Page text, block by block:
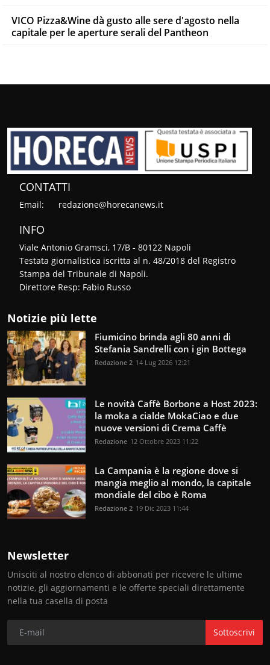
VICO Pizza&Wine dà gusto alle sere d'agosto nella
capitale per le aperture serali del Pantheon
CONTATTI
Email: redazione@horecanews.it
INFO
Viale Antonio Gramsci, 17/B - 80122 Napoli
Testata giornalistica iscritta al n. 48/2018 del Registro
Stampa del Tribunale di Napoli.
Direttore Resp: Fabio Russo
Notizie più lette
Fiumicino brinda agli 80 anni di
Stefania Sandrelli con i gin Bottega
Redazione 2 14 Lug 2026 12:21
Le novità Caffè Borbone a Host 2023:
la moka a cialde MokaCiao e due
nuove versioni di Crema Caffè
Redazione 12 Ottobre 2023 11:22
La Campania è la regione dove si
mangia meglio al mondo, la capitale
mondiale del cibo è Roma
Redazione 2 19 Dic 2023 11:44
Newsletter
Unisciti al nostro elenco di abbonati per ricevere le ultime
notizie, gli aggiornamenti e le offerte speciali direttamente
nella tua casella di posta
Sottoscrivi